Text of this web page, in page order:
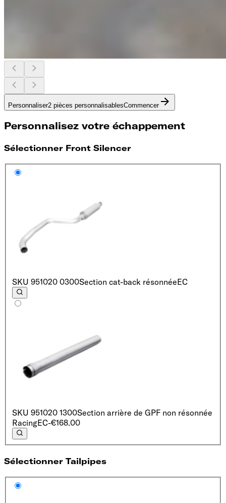
Personnaliser2 pièces personnalisablesCommencer
Personnalisez votre échappement
Sélectionner Front Silencer
SKU 951020 0300Section cat-back résonnéeEC
SKU 951020 1300Section arrière de GPF non résonnée
RacingEC-€168.00
Sélectionner Tailpipes